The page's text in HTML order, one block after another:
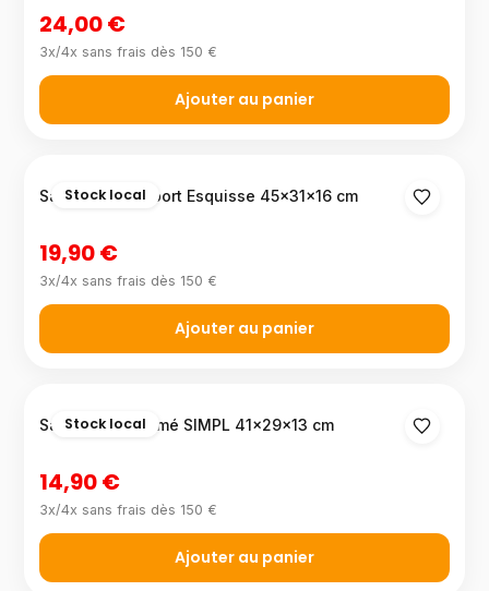
24,00 €
3x/4x sans frais dès 150 €
Ajouter au panier
Stock local
Sac à dos de sport Esquisse 45×31×16 cm
19,90 €
3x/4x sans frais dès 150 €
Ajouter au panier
Stock local
Sac à dos imprimé SIMPL 41×29×13 cm
14,90 €
3x/4x sans frais dès 150 €
Ajouter au panier